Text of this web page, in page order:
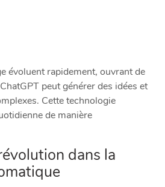
évoluent rapidement, ouvrant de
peut générer des idées et
Cette technologie
de manière
dans la